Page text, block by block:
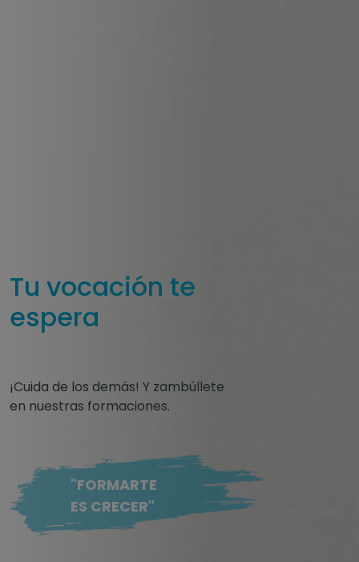
Tu vocación te
espera
¡Cuida de los demás! Y zambúllete
en nuestras formaciones.
"FORMARTE
ES CRECER"